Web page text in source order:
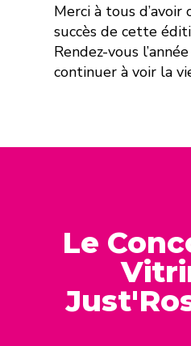
Merci à tous d’avoir
succès de cette
Rendez-vous
continuer à voir la
Le